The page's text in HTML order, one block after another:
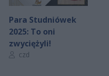
Para Studniówek
2025: To oni
zwyciężyli!
Autor artykułu:
czd